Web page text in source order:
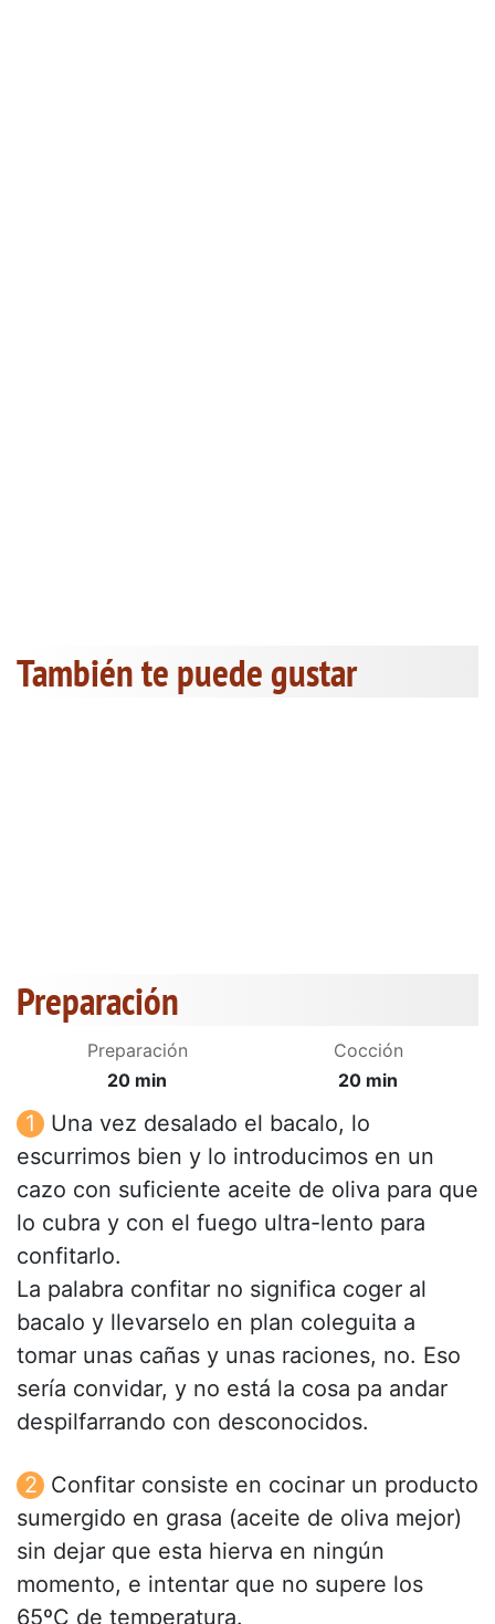
También te puede gustar
Preparación
Preparación
20 min
Cocción
20 min
Una vez desalado el bacalo, lo
escurrimos bien y lo introducimos en un
cazo con suficiente aceite de oliva para que
lo cubra y con el fuego ultra-lento para
confitarlo.
La palabra confitar no significa coger al
bacalo y llevarselo en plan coleguita a
tomar unas cañas y unas raciones, no. Eso
sería convidar, y no está la cosa pa andar
despilfarrando con desconocidos.
Confitar consiste en cocinar un producto
sumergido en grasa (aceite de oliva mejor)
sin dejar que esta hierva en ningún
momento, e intentar que no supere los
65ºC de temperatura.